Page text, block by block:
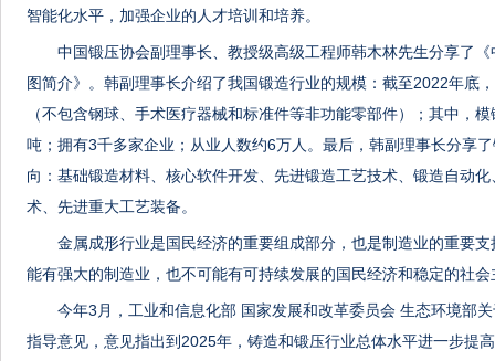
智能化水平，加强企业的人才培训和培养。
中国锻压协会副理事长、教授级高级工程师韩木林先生分享了
图简介》。韩副理事长介绍了我国锻造行业的规模：截至2022年底
（不包含钢球、手术医疗器械和标准件等非功能零部件）；其中，
吨；拥有3千多家企业；从业人数约6万人。最后，韩副理事长分享
向：基础锻造材料、核心软件开发、先进锻造工艺技术、锻造自动
术、先进重大工艺装备。
金属成形行业是国民经济的重要组成部分，也是制造业的重要
能有强大的制造业，也不可能有可持续发展的国民经济和稳定的社
今年3月，工业和信息化部 国家发展和改革委员会 生态环境部
指导意见，意见指出到2025年，铸造和锻压行业总体水平进一步提